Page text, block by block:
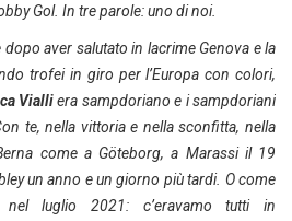
Gol. In tre parole: uno di noi.
aver salutato in lacrime Genova e la
trofei in giro per l’Europa con colori,
Vialliera sampdoriano e i sampdoriani
te, nella vittoria e nella sconfitta, nella
come a Göteborg, a Marassi il 19
un anno e un giorno più tardi. O come
luglio 2021: c’eravamo tutti in